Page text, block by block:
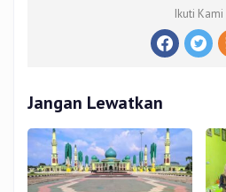
Ikuti Kami
Jangan Lewatkan